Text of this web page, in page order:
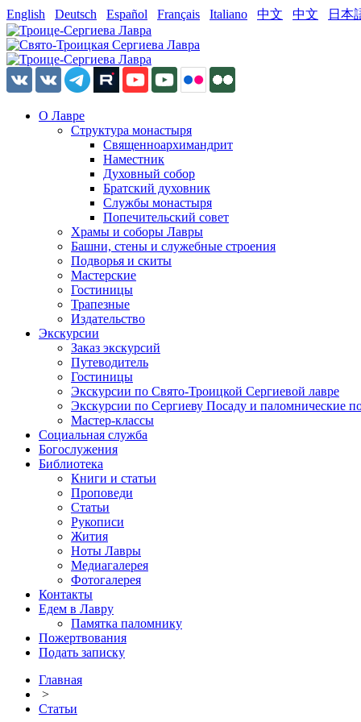
English Deutsch Español Français Italiano 中文 中文 日本
О Лавре
Структура монастыря
Священноархимандрит
Наместник
Духовный собор
Братский духовник
Службы монастыря
Попечительский совет
Храмы и соборы Лавры
Башни, стены и служебные строения
Подворья и скиты
Мастерские
Гостиницы
Трапезные
Издательство
Экскурсии
Заказ экскурсий
Путеводитель
Гостиницы
Экскурсии по Свято-Троицкой Сергиевой лавре
Экскурсии по Сергиеву Посаду и паломнические
Мастер-классы
Социальная служба
Богослужения
Библиотека
Книги и статьи
Проповеди
Статьи
Рукописи
Жития
Ноты Лавры
Медиагалерея
Фотогалерея
Контакты
Едем в Лавру
Памятка паломнику
Пожертвования
Подать записку
Главная
>
Статьи